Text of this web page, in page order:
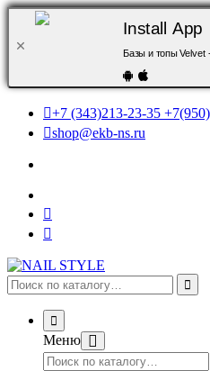
Install App
Базы и топы Velvet
+7 (343)213-23-35
shop@ekb-ns.ru
Меню